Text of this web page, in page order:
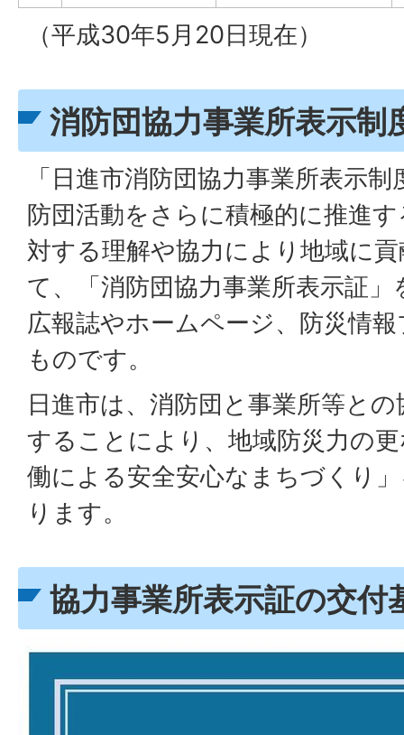
（平成30年5月20日現在）
消防団協力事業所表示制
「日進市消防団協力事業所表示
防団活動をさらに積極的に推進
対する理解や協力により地域に
て、「消防団協力事業所表示証
広報誌やホームページ、防災情
ものです。
日進市は、消防団と事業所等と
することにより、地域防災力の
働による安全安心なまちづくり
ります。
協力事業所表示証の交付